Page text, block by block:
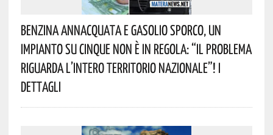
Benzina Annacquata E Gasolio Sporco, Un
Impianto Su Cinque Non È In Regola: “il Problema
Riguarda L’intero Territorio Nazionale”! I
Dettagli